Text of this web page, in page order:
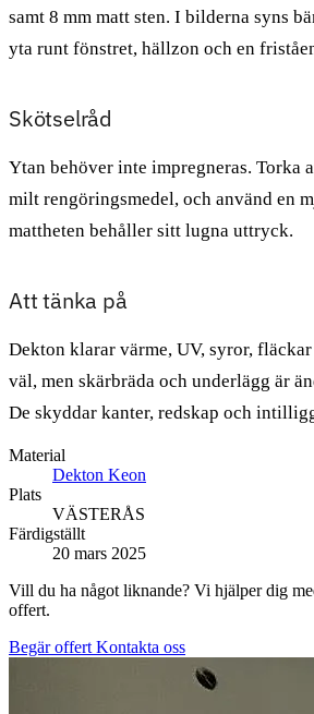
samt 8 mm matt sten. I bilderna syns
yta runt fönstret, hällzon och en
Skötselråd
Ytan behöver inte impregneras. Torka
milt rengöringsmedel, och använd en
mattheten behåller sitt lugna uttryck.
Att tänka på
Dekton klarar värme, UV, syror,
väl, men skärbräda och underlägg är
De skyddar kanter, redskap och
Material
Dekton Keon
Plats
VÄSTERÅS
Färdigställt
20 mars 2025
Vill du ha något liknande? Vi hjälper dig
offert.
Begär offert Kontakta oss